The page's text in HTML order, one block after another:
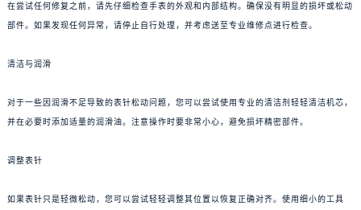
在尝试任何修复之前，请先仔细检查手表的外观和内部结构。确保没有明显的损坏或松动
部件。如果发现任何异常，请停止自行处理，并考虑送至专业维修点进行检查。
清洁与润滑
对于一些因润滑不足导致的表针松动问题，您可以尝试使用专业的清洁剂轻轻清洁机芯，
并在必要时添加适量的润滑油。注意操作时要非常小心，避免损坏精密部件。
调整表针
如果表针只是轻微松动，您可以尝试轻轻调整其位置以恢复正确对齐。使用细小的工具